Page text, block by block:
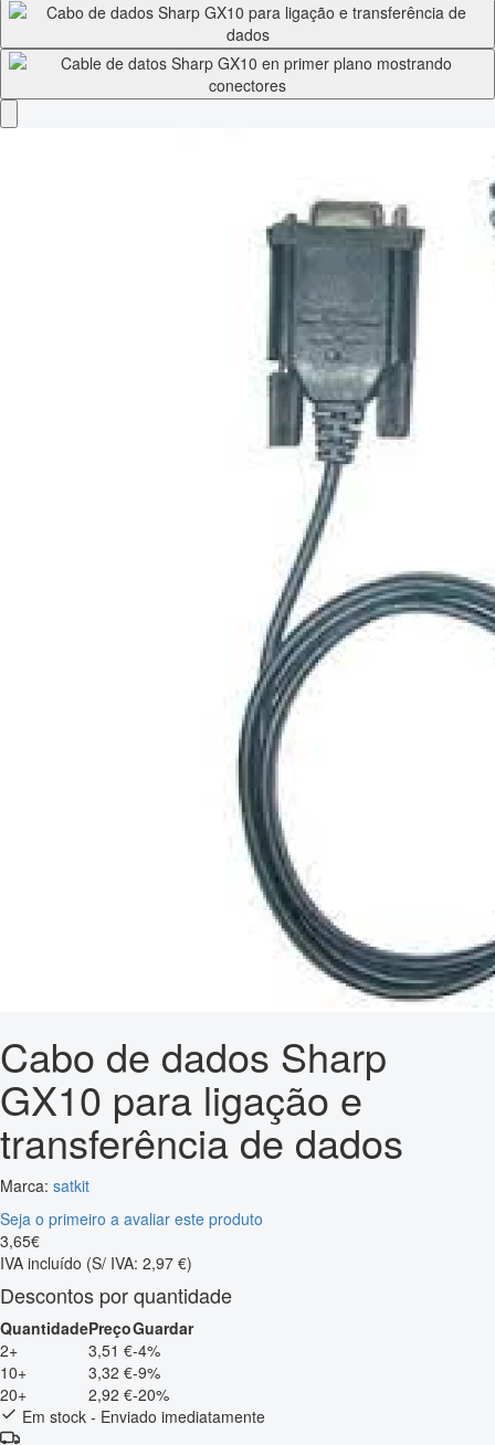
Cabo de dados Sharp
GX10 para ligação e
transferência de dados
Marca: satkit
Seja o primeiro a avaliar este produto
3,65€
IVA incluído (S/ IVA: 2,97 €)
Descontos por quantidade
QuantidadePreçoGuardar
2+
3,51 €-4%
10+
3,32 €-9%
20+
2,92 €-20%
Em stock - Enviado imediatamente